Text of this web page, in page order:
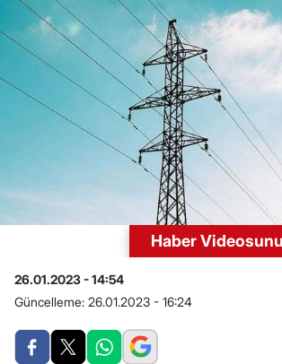
Haber
26.01.2023 - 14:54
Güncelleme: 26.01.2023 - 16:24